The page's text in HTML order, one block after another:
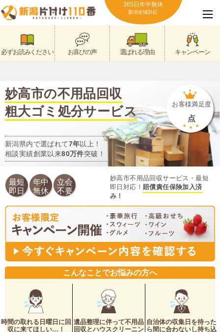
365日年中無休
新潟全域対応
必ずお読みください お喜びの声 選ばれる理由 キャンペーン
妙高市の不用品回収
粗大ゴミ処分サービス
新潟県内で選ばれて7年以上！
相談実績創業以来80万件突破！
お客様満足度
点
最短
即日
年中
無休
立会
不要
妙高市不用品回収サービス・最短
即日対応！ 賠償責任保険加入済
み！
こんなことでお悩みの方へ
時間の取れる日曜日に回
収に来てほしい…！
遺品整理に伴って不用品
回収とハウスクリーニン
自治体の収集日を待った
ら間に合わないし持ち込